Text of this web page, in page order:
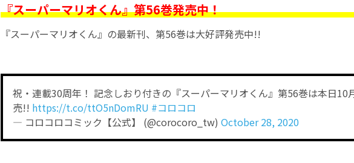
『スーパーマリオくん』第56巻発売中！
『スーパーマリオくん』の最新刊、第56巻は大好評発売中!!
祝・連載30周年！ 記念しおり付きの『スーパーマリオくん』第56巻は本日10
売!! https://t.co/ttO5nDomRU #コロコロ
— コロコロコミック【公式】 (@corocoro_tw) October 28, 2020